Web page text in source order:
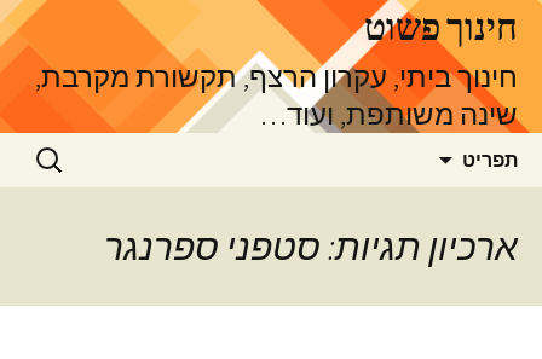
לדלג
לתוכןחינוך פשוט
חינוך ביתי, עקרון הרצף, תקשורת מקרבת,
שינה משותפת, ועוד…
תפריט חיפוש:
ארכיון תגיות: סטפני ספרנגר